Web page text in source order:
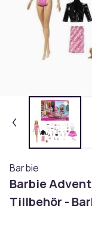
Barbie
Barbie
Tillbehör -